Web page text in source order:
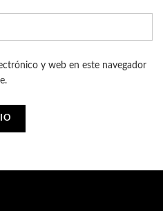
y web en este navegador